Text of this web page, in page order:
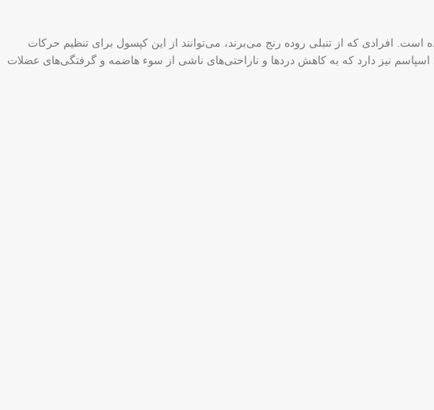
افرادی که از تنبلی روده رنج می‌برند، می‌توانند از این کپسول برای تنظیم حرکات
نیز دارد که به کاهش دردها و ناراحتی‌های ناشی از سوء هاضمه و گرفتگی‌های عضلات